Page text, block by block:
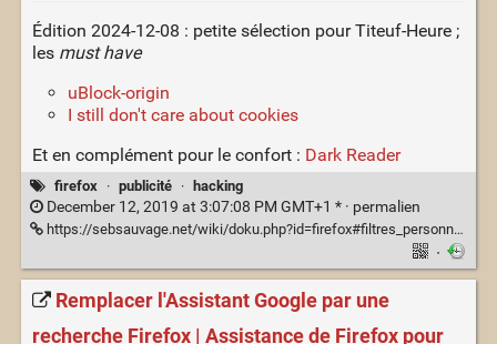
Édition 2024-12-08 : petite sélection pour Titeuf-Heure ;
les must have
uBlock-origin
I still don't care about cookies
Et en complément pour le confort : Dark Reader
firefox · publicité · hacking
December 12, 2019 at 3:07:08 PM GMT+1 * · permalien
https://sebsauvage.net/wiki/doku.php?id=firefox#filtres_personnalises_twitter
·
Remplacer l'Assistant Google par une
recherche Firefox | Assistance de Firefox pour